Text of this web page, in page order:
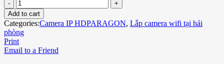
Add to cart
Categories:Camera IP HDPARAGON, Lắp camera wifi tại hải
phòng
Print
Email to a Friend